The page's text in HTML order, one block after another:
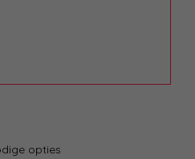
opties